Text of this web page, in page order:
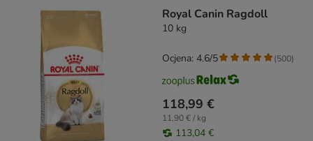
Royal Canin Ragdoll
10 kg
118,99 €
11,90 € / kg
113,04 €
Ocjena: 4.6/5 (500)